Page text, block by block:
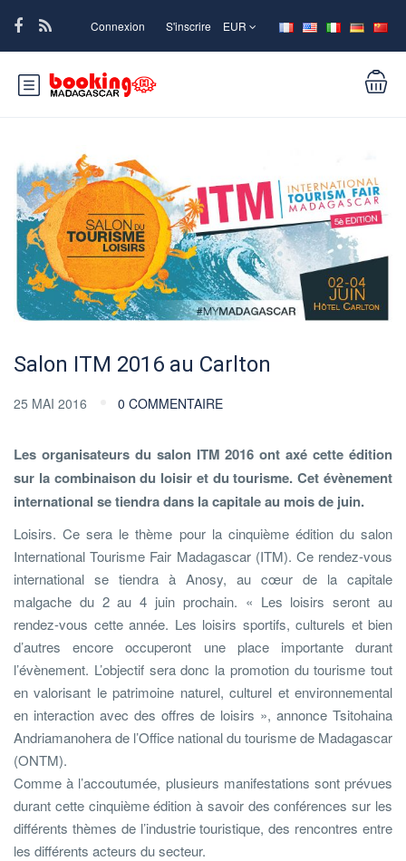
Connexion S'inscrire EUR
Salon ITM 2016 au Carlton
25 MAI 2016 0 COMMENTAIRE
Les organisateurs du salon ITM 2016 ont axé cette édition
sur la combinaison du loisir et du tourisme. Cet évènement
international se tiendra dans la capitale au mois de juin.
Loisirs. Ce sera le thème pour la cinquième édition du salon
International Tourisme Fair Madagascar (ITM). Ce rendez-vous
international se tiendra à Anosy, au cœur de la capitale
malgache du 2 au 4 juin prochain. « Les loisirs seront au
rendez-vous cette année. Les loisirs sportifs, culturels et bien
d’autres encore occuperont une place importante durant
l’évènement. L’objectif sera donc la promotion du tourisme tout
en valorisant le patrimoine naturel, culturel et environnemental
en interaction avec des offres de loisirs », annonce Tsitohaina
Andriamanohera de l’Office national du tourisme de Madagascar
(ONTM).
Comme à l’accoutumée, plusieurs manifestations sont prévues
durant cette cinquième édition à savoir des conférences sur les
différents thèmes de l’industrie touristique, des rencontres entre
les différents acteurs du secteur.